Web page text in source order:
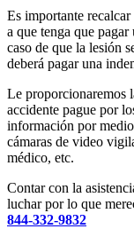
Es importante
a que tenga que
caso de que la lesión
deberá pagar una
Le proporcionaremos
accidente pague por
información por
cámaras de video
médico, etc.
Contar con la
luchar por lo que
844-332-9832